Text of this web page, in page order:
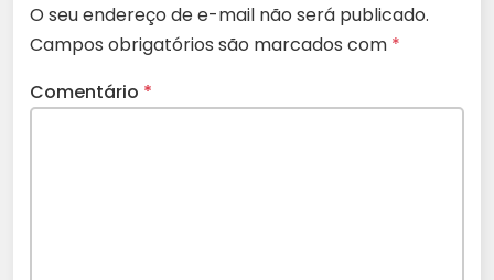
O seu endereço de e-mail não será publicado.
Campos obrigatórios são marcados com *
Comentário *